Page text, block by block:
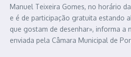
Manuel Teixeira Gomes, no horário
e é de participação gratuita estando
que gostam de desenhar», informa a
enviada pela Câmara Municipal de